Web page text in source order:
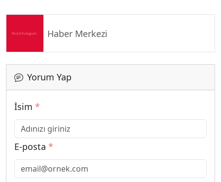
Haber Merkezi
Yorum Yap
İsim *
E-posta *